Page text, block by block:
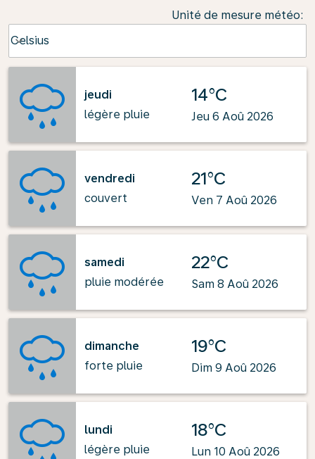
Unité de mesure météo:
Celsius
keyboard_arrow_down
jeudi
légère pluie
14°C
Jeu 6 Aoû 2026
vendredi
couvert
21°C
Ven 7 Aoû 2026
samedi
pluie modérée
22°C
Sam 8 Aoû 2026
dimanche
forte pluie
19°C
Dim 9 Aoû 2026
lundi
légère pluie
18°C
Lun 10 Aoû 2026